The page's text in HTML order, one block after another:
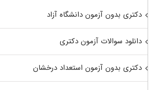
دکتری بدون آزمون دانشگاه آزاد
دانلود سوالات آزمون دکتری
دکتری بدون آزمون استعداد درخشان